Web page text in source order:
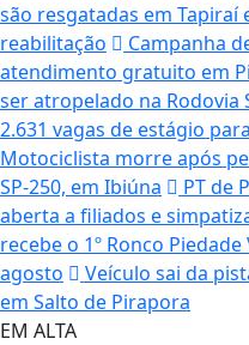
são resgatadas em
reabilitação
Campanha
atendimento gratuito em
ser atropelado na Rodovia
2.631 vagas de estágio
Motociclista morre após
SP-250, em Ibiúna
PT de
aberta a filiados e
recebe o 1º Ronco
agosto
Veículo sai da
em Salto de Pirapora
EM ALTA